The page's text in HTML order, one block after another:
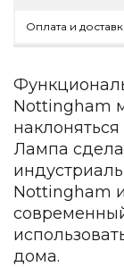
ARTOPIA — Mid-
Подбор,
Декор
По типу
Для кухни
Предметы
Зеркала
Вентиляторы
Оплата и
Nottingham
Лампа
Nottingham
дома.